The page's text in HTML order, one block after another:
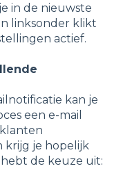
in de nieuwste
linksonder klikt
actief.
kan je
een e-mail
krijg je hopelijk
de keuze uit: